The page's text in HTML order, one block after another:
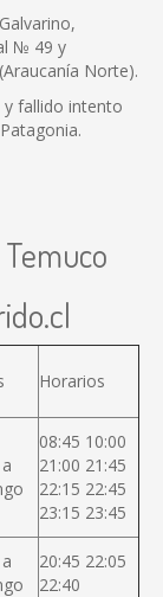
№ 49 y
Norte).
y fallido intento
Horarios
08:45 10:00
21:00 21:45
22:15 22:45
23:15 23:45
20:45 22:05
22:40